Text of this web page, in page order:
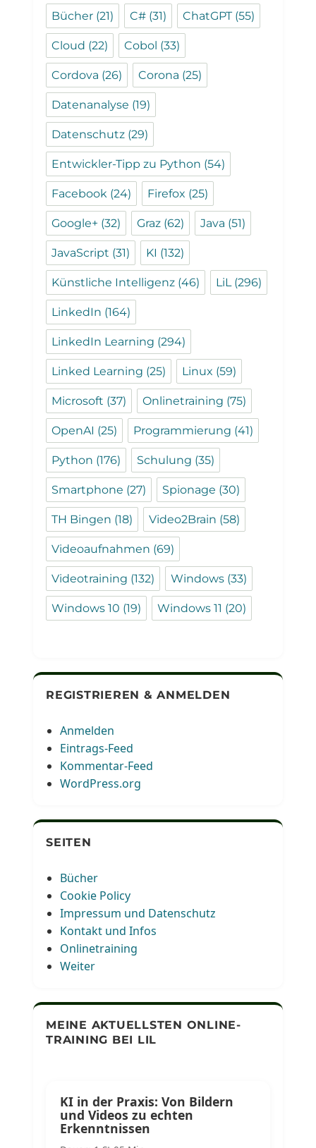
Bücher (21) C# (31) ChatGPT(55)
Cloud (22) Cobol (33)
Cordova (26) Corona (25)
Datenanalyse (19)
Datenschutz (29)
Entwickler-Tipp zu Python (54)
Facebook (24) Firefox (25)
Google+ (32) Graz (62) Java (51)
JavaScript (31) KI (132)
Künstliche Intelligenz (46) LiL(296)
LinkedIn (164)
LinkedIn Learning (294)
Linked Learning (25) Linux (59)
Microsoft (37) Onlinetraining (75)
OpenAI (25) Programmierung (41)
Python (176) Schulung (35)
Smartphone (27) Spionage (30)
TH Bingen (18) Video2Brain (58)
Videoaufnahmen (69)
Videotraining (132) Windows (33)
Windows 10 (19) Windows 11 (20)
REGISTRIEREN & ANMELDEN
Anmelden
Eintrags-Feed
Kommentar-Feed
WordPress.org
SEITEN
Bücher
Cookie Policy
Impressum und Datenschutz
Kontakt und Infos
Onlinetraining
Weiter
MEINE AKTUELLSTEN ONLINE-
TRAINING BEI LIL
KI in der Praxis: Von Bildern
und Videos zu echten
Erkenntnissen